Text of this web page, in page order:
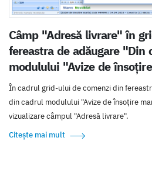
Câmp "Adresă livrare" în
fereastra de adăugare "Din
modulului "Avize de
În cadrul grid-ului de comenzi din
din cadrul modulului "Avize de însoțire
vizualizare câmpul "Adresă livrare".
Citește mai mult